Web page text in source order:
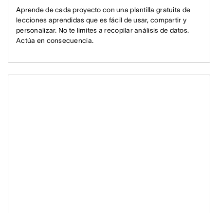
Aprende de cada proyecto con una plantilla gratuita de
lecciones aprendidas que es fácil de usar, compartir y
personalizar. No te limites a recopilar análisis de datos.
Actúa en consecuencia.